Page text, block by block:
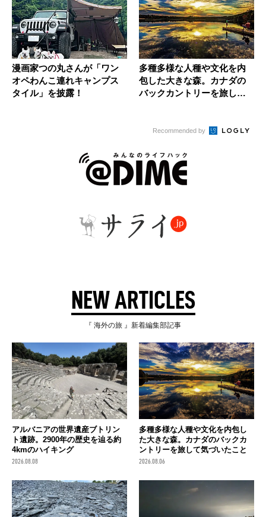
漫画家つの丸さんが「ワン
オペわんこ連れキャンプス
タイル」を披露！
多種多様な人種や文化を内
包した大きな森。カナダの
バックカントリーを旅して
Recommended by
NEW ARTICLES
『 海外の旅 』新着編集部記事
アルバニアの世界遺産ブトリン
ト遺跡。2900年の歴史を辿る約
4kmのハイキング
2026.08.08
多種多様な人種や文化を内包し
た大きな森。カナダのバックカ
ントリーを旅して気づいたこと
2026.08.06